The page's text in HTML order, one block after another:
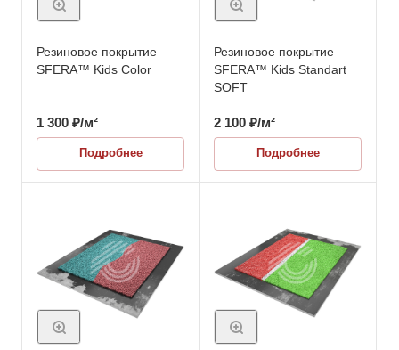
Резиновое покрытие
SFERA™ Kids Color
1 300 ₽/м²
Подробнее
Резиновое покрытие
SFERA™ Kids Standart
SOFT
2 100 ₽/м²
Подробнее